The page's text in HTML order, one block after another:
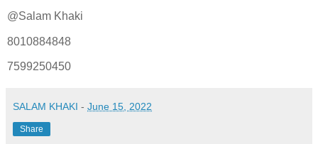
@Salam Khaki
8010884848
7599250450
SALAM KHAKI - June 15, 2022
Share